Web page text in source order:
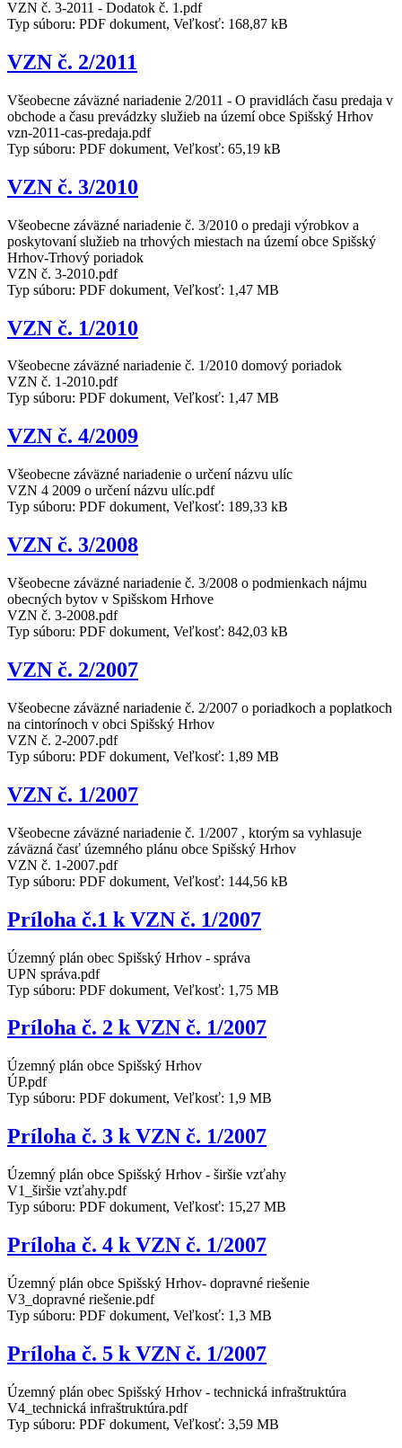
VZN č. 3-2011 - Dodatok č. 1.pdf
Typ súboru: PDF dokument, Veľkosť: 168,87 kB
VZN č. 2/2011
Všeobecne záväzné nariadenie 2/2011 - O pravidlách času predaja v
obchode a času prevádzky služieb na území obce Spišský Hrhov
vzn-2011-cas-predaja.pdf
Typ súboru: PDF dokument, Veľkosť: 65,19 kB
VZN č. 3/2010
Všeobecne záväzné nariadenie č. 3/2010 o predaji výrobkov a
poskytovaní služieb na trhových miestach na území obce Spišský
Hrhov-Trhový poriadok
VZN č. 3-2010.pdf
Typ súboru: PDF dokument, Veľkosť: 1,47 MB
VZN č. 1/2010
Všeobecne záväzné nariadenie č. 1/2010 domový poriadok
VZN č. 1-2010.pdf
Typ súboru: PDF dokument, Veľkosť: 1,47 MB
VZN č. 4/2009
Všeobecne záväzné nariadenie o určení názvu ulíc
VZN 4 2009 o určení názvu ulíc.pdf
Typ súboru: PDF dokument, Veľkosť: 189,33 kB
VZN č. 3/2008
Všeobecne záväzné nariadenie č. 3/2008 o podmienkach nájmu
obecných bytov v Spišskom Hrhove
VZN č. 3-2008.pdf
Typ súboru: PDF dokument, Veľkosť: 842,03 kB
VZN č. 2/2007
Všeobecne záväzné nariadenie č. 2/2007 o poriadkoch a poplatkoch
na cintorínoch v obci Spišský Hrhov
VZN č. 2-2007.pdf
Typ súboru: PDF dokument, Veľkosť: 1,89 MB
VZN č. 1/2007
Všeobecne záväzné nariadenie č. 1/2007 , ktorým sa vyhlasuje
záväzná časť územného plánu obce Spišský Hrhov
VZN č. 1-2007.pdf
Typ súboru: PDF dokument, Veľkosť: 144,56 kB
Príloha č.1 k VZN č. 1/2007
Územný plán obec Spišský Hrhov - správa
UPN správa.pdf
Typ súboru: PDF dokument, Veľkosť: 1,75 MB
Príloha č. 2 k VZN č. 1/2007
Územný plán obce Spišský Hrhov
ÚP.pdf
Typ súboru: PDF dokument, Veľkosť: 1,9 MB
Príloha č. 3 k VZN č. 1/2007
Územný plán obce Spišský Hrhov - širšie vzťahy
V1_širšie vzťahy.pdf
Typ súboru: PDF dokument, Veľkosť: 15,27 MB
Príloha č. 4 k VZN č. 1/2007
Územný plán obce Spišský Hrhov- dopravné riešenie
V3_dopravné riešenie.pdf
Typ súboru: PDF dokument, Veľkosť: 1,3 MB
Príloha č. 5 k VZN č. 1/2007
Územný plán obec Spišský Hrhov - technická infraštruktúra
V4_technická infraštruktúra.pdf
Typ súboru: PDF dokument, Veľkosť: 3,59 MB